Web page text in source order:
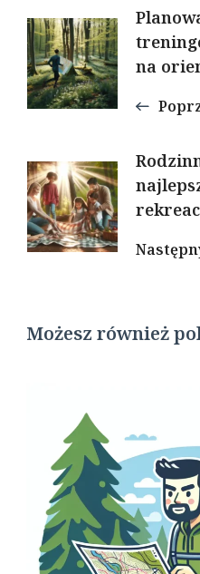
Nawigacja
wpisu
na
Możesz również